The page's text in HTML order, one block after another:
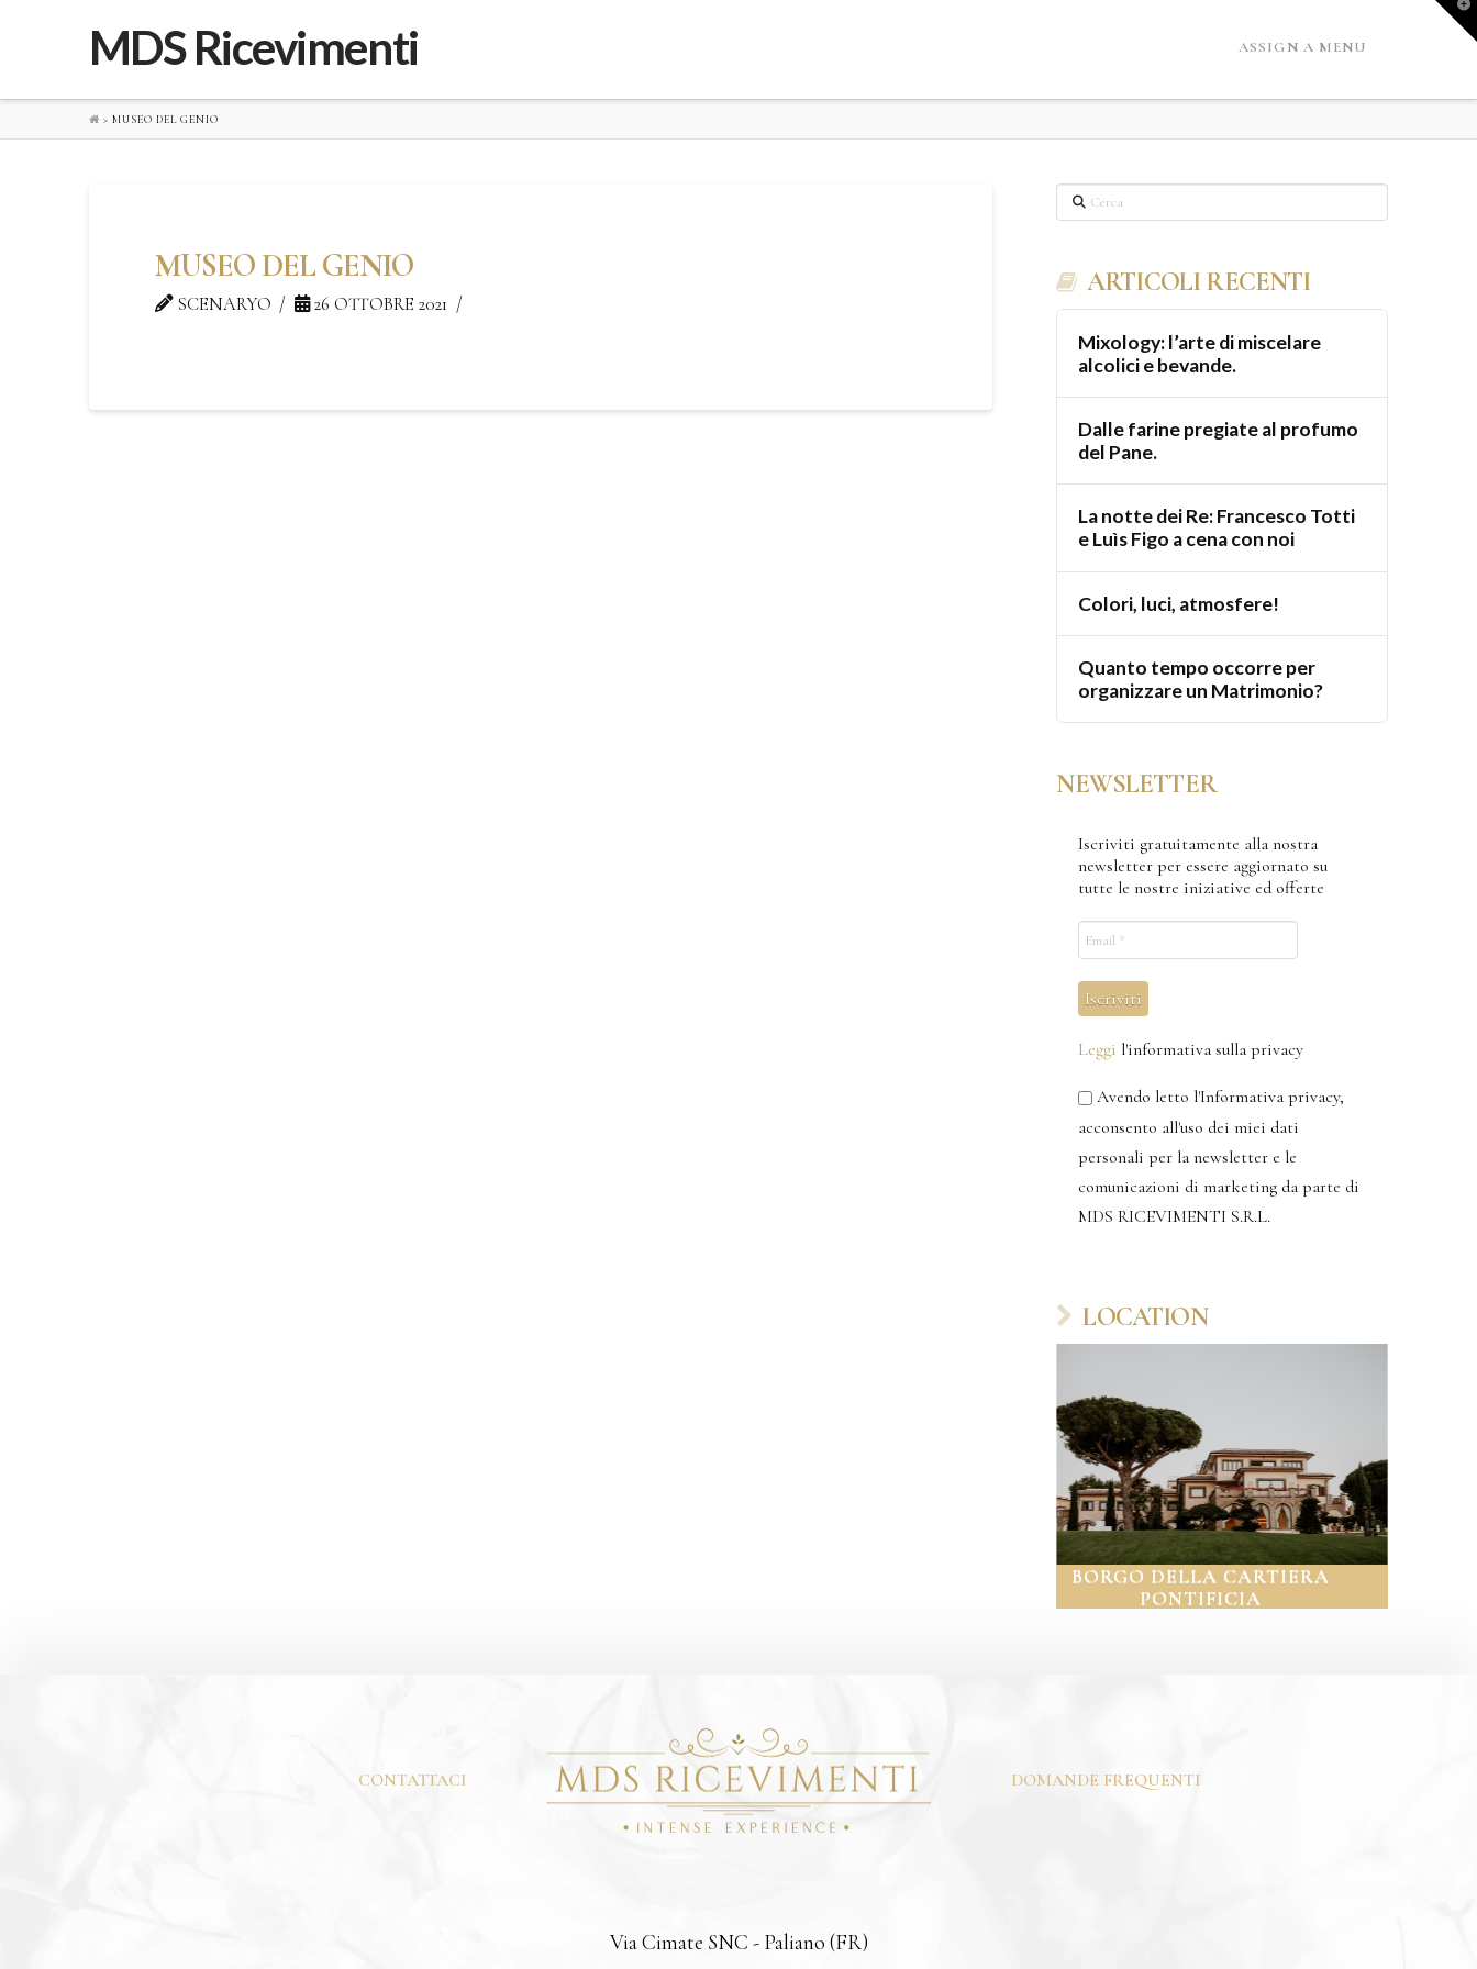
MDS Ricevimenti ASSIGN A MENU
> MUSEO DEL GENIO
MUSEO DEL GENIO
SCENARYO 26 OTTOBRE 2021
Cerca
ARTICOLI RECENTI
Mixology: l’arte di miscelare
alcolici e bevande.
Dalle farine pregiate al profumo
del Pane.
La notte dei Re: Francesco Totti
e Luìs Figo a cena con noi
Colori, luci, atmosfere!
Quanto tempo occorre per
organizzare un Matrimonio?
NEWSLETTER
Iscriviti gratuitamente alla nostra
newsletter per essere aggiornato su
tutte le nostre iniziative ed offerte
Leggi l'informativa sulla privacy
Avendo letto l'Informativa privacy,
acconsento all'uso dei miei dati
personali per la newsletter e le
comunicazioni di marketing da parte di
MDS RICEVIMENTI S.R.L.
LOCATION
BORGO DELLA CARTIERA
PONTIFICIA
CONTATTACI DOMANDE FREQUENTI
Via Cimate SNC - Paliano (FR)